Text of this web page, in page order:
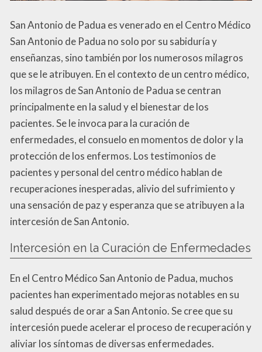
San Antonio de Padua es venerado en el Centro Médico
San Antonio de Padua no solo por su sabiduría y
enseñanzas, sino también por los numerosos milagros
que se le atribuyen. En el contexto de un centro médico,
los milagros de San Antonio de Padua se centran
principalmente en la salud y el bienestar de los
pacientes. Se le invoca para la curación de
enfermedades, el consuelo en momentos de dolor y la
protección de los enfermos. Los testimonios de
pacientes y personal del centro médico hablan de
recuperaciones inesperadas, alivio del sufrimiento y
una sensación de paz y esperanza que se atribuyen a la
intercesión de San Antonio.
Intercesión en la Curación de Enfermedades
En el Centro Médico San Antonio de Padua, muchos
pacientes han experimentado mejoras notables en su
salud después de orar a San Antonio. Se cree que su
intercesión puede acelerar el proceso de recuperación y
aliviar los síntomas de diversas enfermedades.